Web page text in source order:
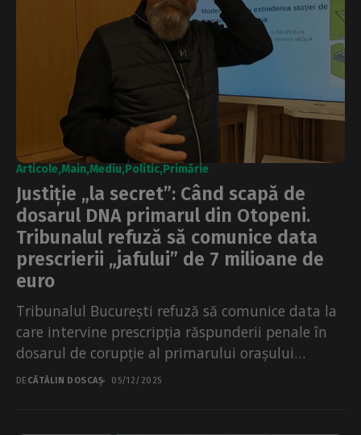
Articole Main Mediu Politic Primărie
Justiție „la secret”: Când scapă de
dosarul DNA primarul din Otopeni.
Tribunalul refuză să comunice data
prescrierii „jafului” de 7 milioane de
euro
Tribunalul București refuză să comunice data la
care intervine prescripția răspunderii penale în
dosarul de corupție al primarului orașului
Otopeni, Silviu Constantin Gheorghe....
DE CĂTĂLIN DOSCAȘ 05/12/2025